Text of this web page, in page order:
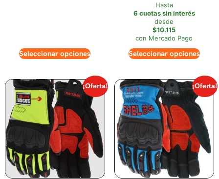
Seleccionar opciones
Hasta
6 cuotas sin interés
desde
$10.115
con Mercado Pago
Seleccionar opciones
¡Oferta! ¡Oferta!